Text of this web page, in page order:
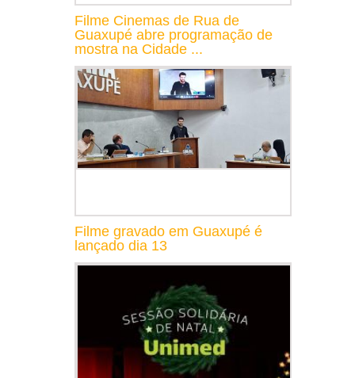
Filme Cinemas de Rua de
Guaxupé abre programação de
mostra na Cidade ...
Filme gravado em Guaxupé é
lançado dia 13